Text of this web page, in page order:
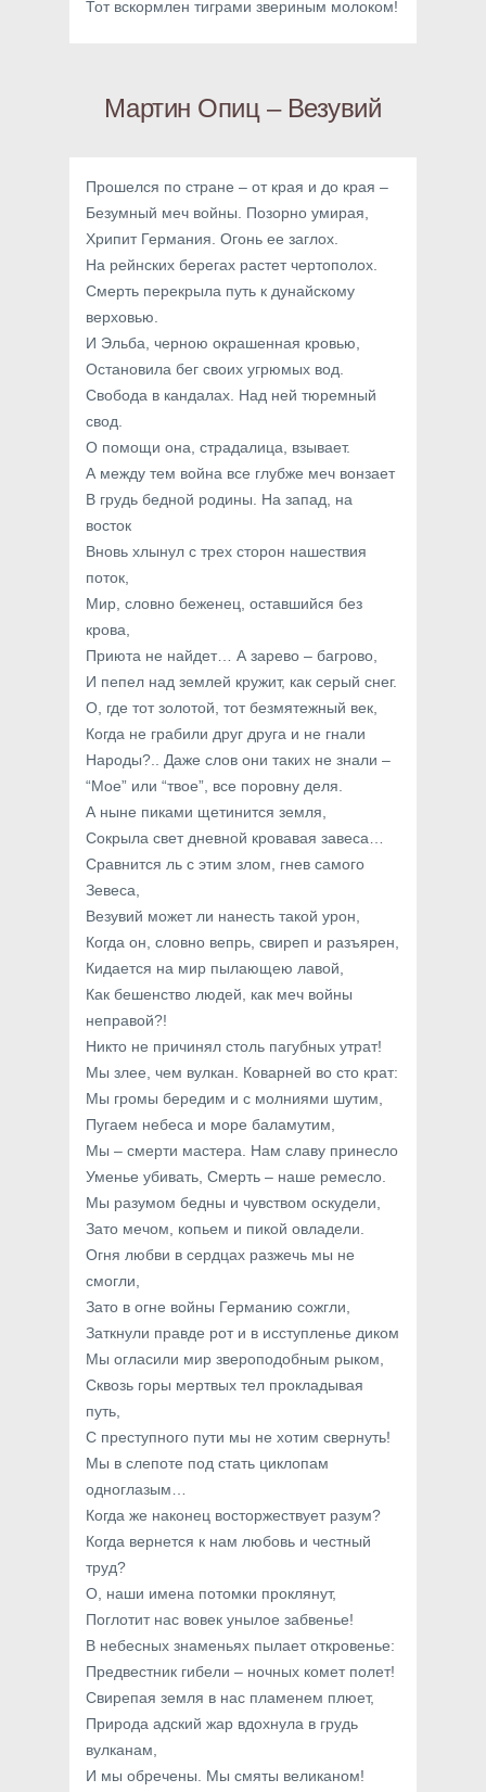
Тот вскормлен тиграми звериным молоком!
Мартин Опиц – Везувий
Прошелся по стране – от края и до края –
Безумный меч войны. Позорно умирая,
Хрипит Германия. Огонь ее заглох.
На рейнских берегах растет чертополох.
Смерть перекрыла путь к дунайскому
верховью.
И Эльба, черною окрашенная кровью,
Остановила бег своих угрюмых вод.
Свобода в кандалах. Над ней тюремный
свод.
О помощи она, страдалица, взывает.
А между тем война все глубже меч вонзает
В грудь бедной родины. На запад, на
восток
Вновь хлынул с трех сторон нашествия
поток,
Мир, словно беженец, оставшийся без
крова,
Приюта не найдет… А зарево – багрово,
И пепел над землей кружит, как серый снег.
О, где тот золотой, тот безмятежный век,
Когда не грабили друг друга и не гнали
Народы?.. Даже слов они таких не знали –
“Мое” или “твое”, все поровну деля.
А ныне пиками щетинится земля,
Сокрыла свет дневной кровавая завеса…
Сравнится ль с этим злом, гнев самого
Зевеса,
Везувий может ли нанесть такой урон,
Когда он, словно вепрь, свиреп и разъярен,
Кидается на мир пылающею лавой,
Как бешенство людей, как меч войны
неправой?!
Никто не причинял столь пагубных утрат!
Мы злее, чем вулкан. Коварней во сто крат:
Мы громы бередим и с молниями шутим,
Пугаем небеса и море баламутим,
Мы – смерти мастера. Нам славу принесло
Уменье убивать, Смерть – наше ремесло.
Мы разумом бедны и чувством оскудели,
Зато мечом, копьем и пикой овладели.
Огня любви в сердцах разжечь мы не
смогли,
Зато в огне войны Германию сожгли,
Заткнули правде рот и в исступленье диком
Мы огласили мир звероподобным рыком,
Сквозь горы мертвых тел прокладывая
путь,
С преступного пути мы не хотим свернуть!
Мы в слепоте под стать циклопам
одноглазым…
Когда же наконец восторжествует разум?
Когда вернется к нам любовь и честный
труд?
О, наши имена потомки проклянут,
Поглотит нас вовек унылое забвенье!
В небесных знаменьях пылает откровенье:
Предвестник гибели – ночных комет полет!
Свирепая земля в нас пламенем плюет,
Природа адский жар вдохнула в грудь
вулканам,
И мы обречены. Мы смяты великаном!